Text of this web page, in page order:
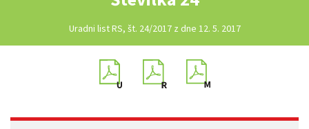
Uradni list RS, št. 24/2017 z dne 12. 5. 2017